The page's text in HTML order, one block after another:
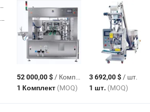
52 000,00 $/ Комплект
1 Комплект (MOQ)
3 692,00 $/ шт.
1 шт. (MOQ)